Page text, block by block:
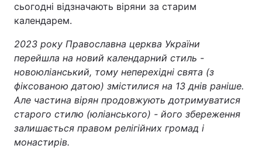
Техно і зв'язок
Зброя Інциденти
Здоров'я Туризм
Екологія Регіони
Лонгріди
сьогодні відзначають віряни за старим
календарем.
2023 року Православна церква України
перейшла на новий календарний стиль -
новоюліанський, тому неперехідні свята (з
фіксованою датою) змістилися на 13 днів раніше.
Але частина вірян продовжують дотримуватися
старого стилю (юліанського) - його збереження
залишається правом релігійних громад і
монастирів.